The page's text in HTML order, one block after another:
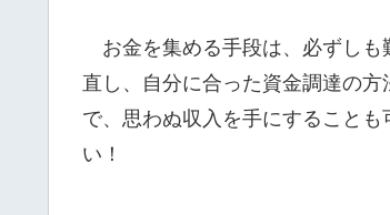
お金を集める手段は、必ずしも
直し、自分に合った資金調達の
で、思わぬ収入を手にすること
い！